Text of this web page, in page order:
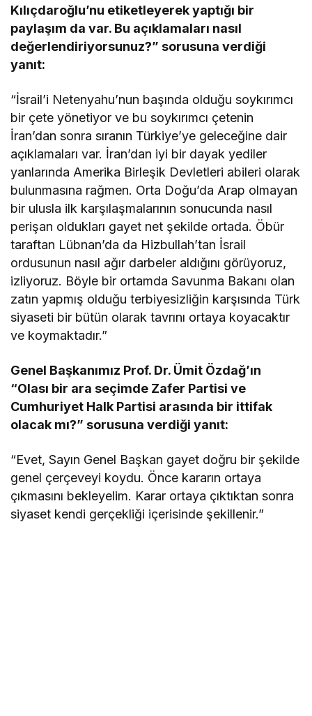
Kılıçdaroğlu’nu etiketleyerek yaptığı bir
paylaşım da var. Bu açıklamaları nasıl
değerlendiriyorsunuz?” sorusuna verdiği
yanıt:
“İsrail’i Netenyahu’nun başında olduğu soykırımcı
bir çete yönetiyor ve bu soykırımcı çetenin
İran’dan sonra sıranın Türkiye’ye geleceğine dair
açıklamaları var. İran’dan iyi bir dayak yediler
yanlarında Amerika Birleşik Devletleri abileri olarak
bulunmasına rağmen. Orta Doğu’da Arap olmayan
bir ulusla ilk karşılaşmalarının sonucunda nasıl
perişan oldukları gayet net şekilde ortada. Öbür
taraftan Lübnan’da da Hizbullah’tan İsrail
ordusunun nasıl ağır darbeler aldığını görüyoruz,
izliyoruz. Böyle bir ortamda Savunma Bakanı olan
zatın yapmış olduğu terbiyesizliğin karşısında Türk
siyaseti bir bütün olarak tavrını ortaya koyacaktır
ve koymaktadır.”
Genel Başkanımız Prof. Dr. Ümit Özdağ’ın
“Olası bir ara seçimde Zafer Partisi ve
Cumhuriyet Halk Partisi arasında bir ittifak
olacak mı?” sorusuna verdiği yanıt:
“Evet, Sayın Genel Başkan gayet doğru bir şekilde
genel çerçeveyi koydu. Önce kararın ortaya
çıkmasını bekleyelim. Karar ortaya çıktıktan sonra
siyaset kendi gerçekliği içerisinde şekillenir.”